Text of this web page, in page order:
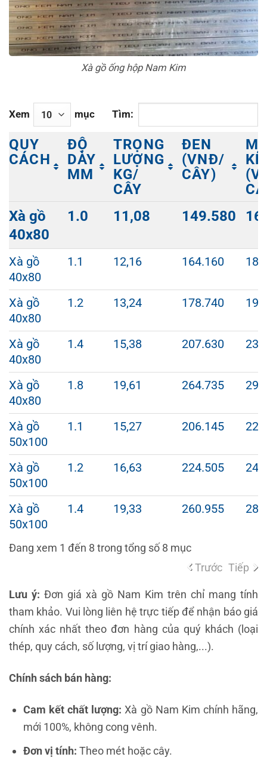
Xà gồ ống hộp Nam Kim
Xem mục Tìm:
QUY
CÁCH
ĐỘ
DÀY
MM
TRỌNG
LƯỢNG
KG/
CÂY
ĐEN
(VNĐ/
CÂY)
QUY
CÁCH
ĐỘ
DÀY
TRỌNG
LƯỢNG
CÂY
ĐEN
(VNĐ/
Xà gồ
40x80
1.0 11,08 149.580
Xà gồ
40x80
1.1 12,16 164.160
Xà gồ
40x80
1.2 13,24 178.740
Xà gồ
40x80
1.4 15,38 207.630
Xà gồ
40x80
1.8 19,61 264.735
Xà gồ
50x100
1.1 15,27 206.145
Xà gồ
50x100
1.2 16,63 224.505
Xà gồ
50x100
1.4 19,33 260.955
Đang xem 1 đến 8 trong tổng số 8 mục
Trước Tiếp
Lưu ý: Đơn giá xà gồ Nam Kim trên chỉ mang tính
tham khảo. Vui lòng liên hệ trực tiếp để nhận báo giá
chính xác nhất theo đơn hàng của quý khách (loại
thép, quy cách, số lượng, vị trí giao hàng,...).
Chính sách bán hàng:
Cam kết chất lượng: Xà gồ Nam Kim chính hãng,
mới 100%, không cong vênh.
Đơn vị tính: Theo mét hoặc cây.